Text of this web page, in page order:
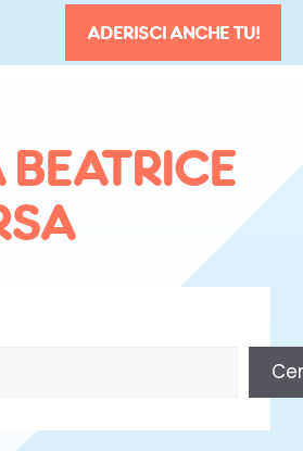
ADERISCI ANCHE TU!